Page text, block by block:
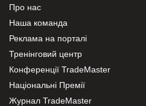
Про нас
Наша команда
Реклама на порталі
Тренінговий центр
Конференції TradeMaster
Національні Премії
Журнал TradeMaster